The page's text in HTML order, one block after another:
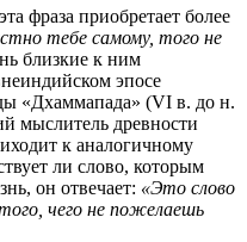
фраза приобретает более
тебе самому, того не
близкие к ним
эпосе
«Дхаммапада» (VI в. до н.
мыслитель древности
к аналогичному
ли слово, которым
он отвечает: «Это слово
чего не пожелаешь